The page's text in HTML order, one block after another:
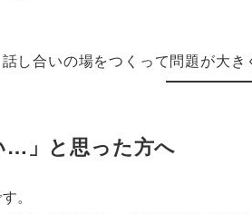
し合いの場をつくって問題が大き
」と思った方へ
。